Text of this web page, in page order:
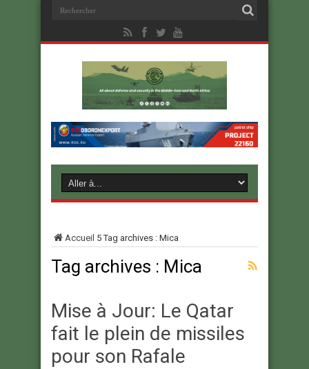
Accueil 5Tag archives : Mica
Tag archives : Mica
Mise à Jour: Le Qatar
fait le plein de missiles
pour son Rafale